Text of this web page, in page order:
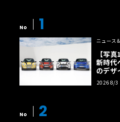
No 1
ニュース
【写
新時代
のデザ
2026 8/3
No 2